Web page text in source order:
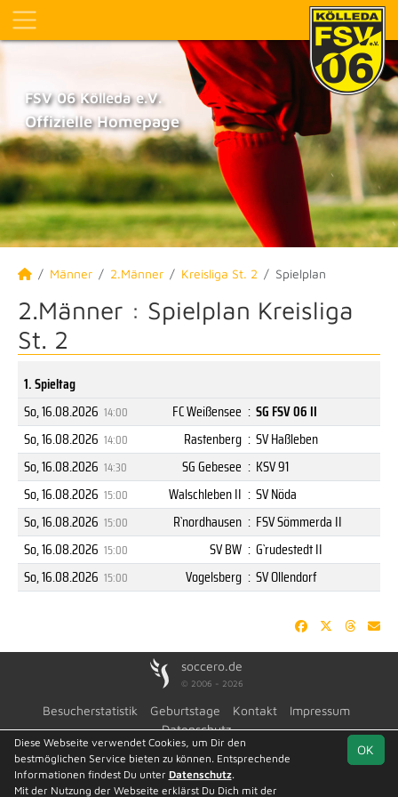
FSV 06 Kölleda e.V.
Offizielle Homepage
Männer 2.Männer Kreisliga St. 2 Spielplan
2.Männer : Spielplan Kreisliga
St. 2
1. Spieltag
So, 16.08.2026 14:00 FC Weißensee : SG FSV 06 II
So, 16.08.2026 14:00 Rastenberg : SV Haßleben
So, 16.08.2026 14:30 SG Gebesee : KSV 91
So, 16.08.2026 15:00 Walschleben II : SV Nöda
So, 16.08.2026 15:00 R`nordhausen : FSV Sömmerda II
So, 16.08.2026 15:00 SV BW : G`rudestedt II
So, 16.08.2026 15:00 Vogelsberg : SV Ollendorf
soccero.de
© 2006 - 2026
Besucherstatistik Geburtstage Kontakt
Impressum
Datenschutz
OK
Diese Webseite verwendet Cookies, um Dir den
bestmöglichen Service bieten zu können. Entsprechende
Informationen findest Du unter Datenschutz.
Mit der Nutzung der Webseite erklärst Du Dich mit der